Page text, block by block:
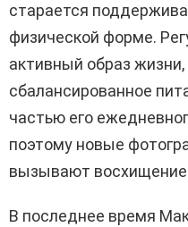
старается
физической форме.
активный образ жизни,
сбалансированное
частью его
поэтому новые
вызывают восхищение
В последнее время